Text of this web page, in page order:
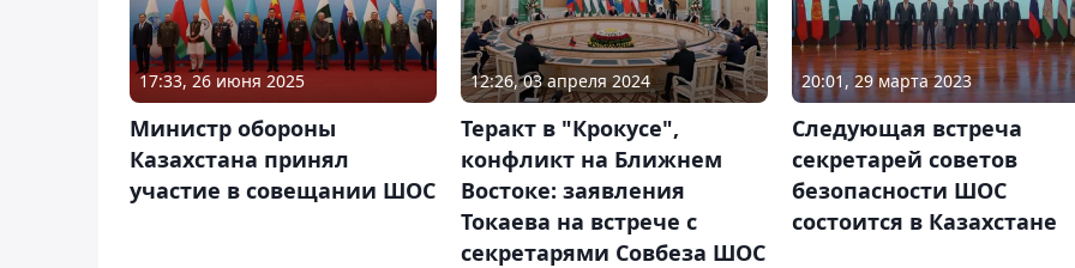
17:33, 26 июня 2025
Министр обороны
Казахстана принял
участие в совещании ШОС
12:26, 03 апреля 2024
Теракт в "Крокусе",
конфликт на Ближнем
Востоке: заявления
Токаева на встрече с
секретарями Совбеза ШОС
20:01, 29 марта 2023
Следующая встреча
секретарей советов
безопасности ШОС
состоится в Казахстане